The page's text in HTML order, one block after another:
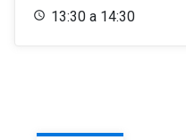
13:30 a 14:30